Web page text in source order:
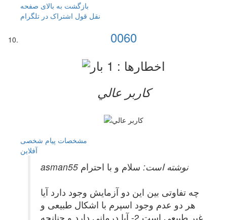
بازگشت به بالای صفحه
نقل قول اشتراک در تلگرام
0060
کاربر عالي
مشخصات پیام شخصی
آفلاين
asman55 نوشته است: سلام و با احترام
چه تفاوتی بین این دو آزمایش وجود دارد آیا
هر دو عدم وجود اسپرم با اشکال طبیعی و
غیر طبیعی است 2- آیا درمانی دارد و چنانچه